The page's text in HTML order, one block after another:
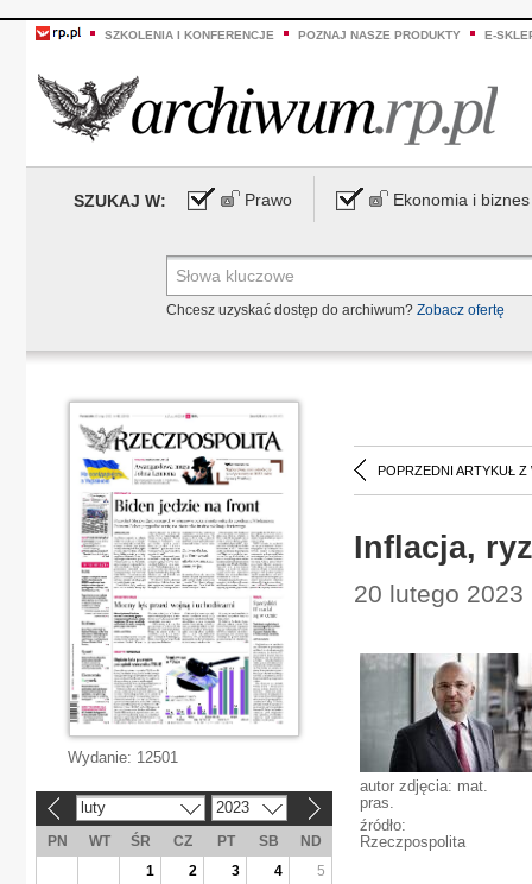
SZKOLENIA I KONFERENCJE POZNAJ NASZE PRODUKTY E-
SZUKAJ W: Prawo Ekonomia i biznes
Chcesz uzyskać dostęp do archiwum? Zobacz ofertę
POPRZEDNI ARTYKUŁ Z
Inflacja,
20 lutego
autor zdjęcia: mat.
pras.
źródło:
Rzeczpospolita
Wydanie: 12501
luty 2023
PN WT ŚR CZ PT SB
ND
1
2 3 4
5